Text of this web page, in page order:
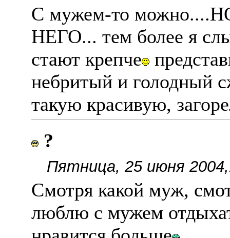
C мужем-то
НЕГО... тем более я
стают крепче
небритый и голодный
такую красивую,
?
Пятница, 25 июня
Смотря какой муж,
люблю с мужем